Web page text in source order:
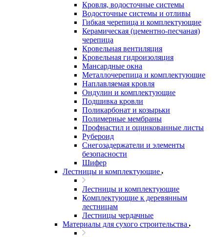
Кровля, водосточные системы
Водосточные системы и отливы
Гибкая черепица и комплектующие
Керамическая (цементно-песчаная)
черепица
Кровельная вентиляция
Кровельная гидроизоляция
Мансардные окна
Металлочерепица и комплектующие
Наплавляемая кровля
Ондулин и комплектующие
Подшивка кровли
Поликарбонат и козырьки
Полимерные мембраны
Профнастил и оцинкованные листы
Рубероид
Снегозадержатели и элементы
безопасности
Шифер
Лестницы и комплектующие
Лестницы и комплектующие
Комплектующие к деревянным
лестницам
Лестницы чердачные
Материалы для сухого строительства